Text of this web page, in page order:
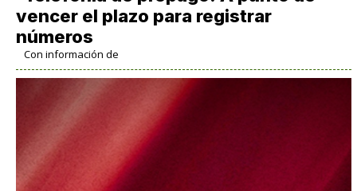
vencer el plazo para registrar
números
Con información de